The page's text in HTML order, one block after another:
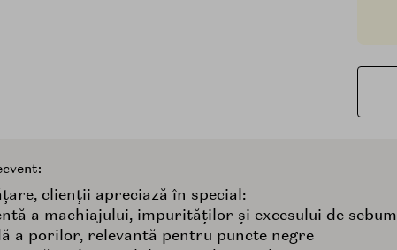
clienții apreciază în special:
a machiajului, impurităților și excesului de sebum
a porilor, relevantă pentru puncte negre